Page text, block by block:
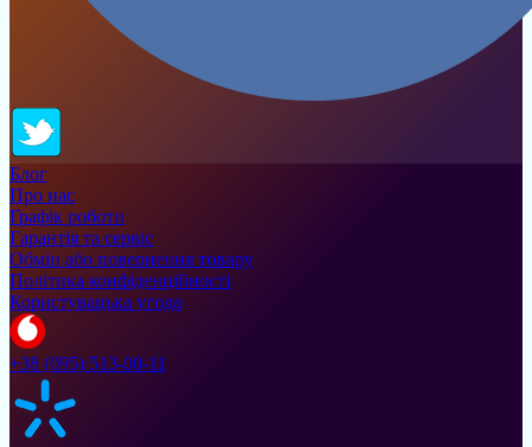
Блог
Про нас
Графік роботи
Гарантія та сервіс
Обмін або повернення товару
Політика конфіденційності
Користувацька угода
+38 (095) 513-00-11